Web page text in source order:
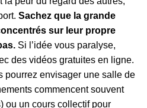
Sachez que la grande
sur leur propre
Si l’idée vous paralyse,
des vidéos gratuites en ligne.
pourrez envisager une salle de
commencent souvent
ou un cours collectif pour